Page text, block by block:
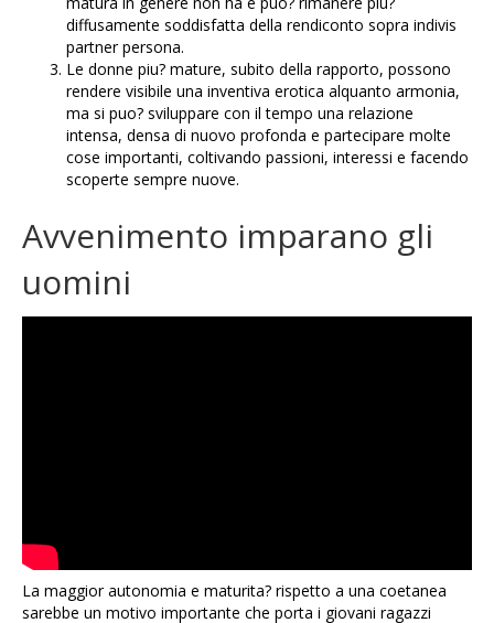
diffusamente soddisfatta della rendiconto sopra indivis
partner persona.
Le donne piu? mature, subito della rapporto, possono
rendere visibile una inventiva erotica alquanto armonia,
ma si puo? sviluppare con il tempo una relazione
intensa, densa di nuovo profonda e partecipare molte
cose importanti, coltivando passioni, interessi e facendo
scoperte sempre nuove.
Avvenimento imparano gli
uomini
La maggior autonomia e maturita? rispetto a una coetanea
sarebbe un motivo importante che porta i giovani ragazzi